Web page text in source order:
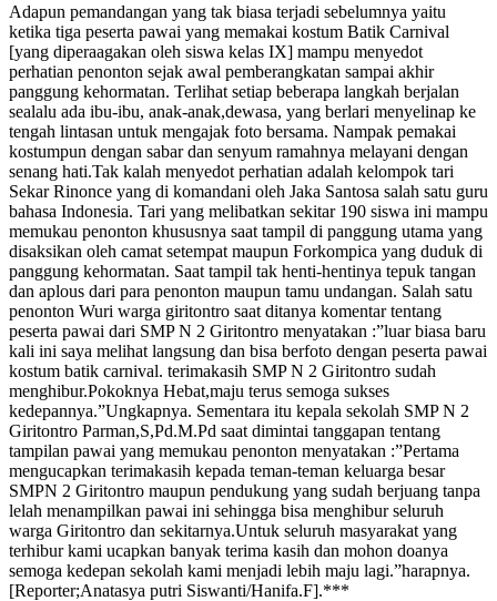
Adapun pemandangan yang tak biasa terjadi sebelumnya yaitu
ketika tiga peserta pawai yang memakai kostum Batik Carnival
[yang diperaagakan oleh siswa kelas IX] mampu menyedot
perhatian penonton sejak awal pemberangkatan sampai akhir
panggung kehormatan. Terlihat setiap beberapa langkah berjalan
sealalu ada ibu-ibu, anak-anak,dewasa, yang berlari menyelinap ke
tengah lintasan untuk mengajak foto bersama. Nampak pemakai
kostumpun dengan sabar dan senyum ramahnya melayani dengan
senang hati.Tak kalah menyedot perhatian adalah kelompok tari
Sekar Rinonce yang di komandani oleh Jaka Santosa salah satu guru
bahasa Indonesia. Tari yang melibatkan sekitar 190 siswa ini mampu
memukau penonton khususnya saat tampil di panggung utama yang
disaksikan oleh camat setempat maupun Forkompica yang duduk di
panggung kehormatan. Saat tampil tak henti-hentinya tepuk tangan
dan aplous dari para penonton maupun tamu undangan. Salah satu
penonton Wuri warga giritontro saat ditanya komentar tentang
peserta pawai dari SMP N 2 Giritontro menyatakan :”luar biasa baru
kali ini saya melihat langsung dan bisa berfoto dengan peserta pawai
kostum batik carnival. terimakasih SMP N 2 Giritontro sudah
menghibur.Pokoknya Hebat,maju terus semoga sukses
kedepannya.”Ungkapnya. Sementara itu kepala sekolah SMP N 2
Giritontro Parman,S,Pd.M.Pd saat dimintai tanggapan tentang
tampilan pawai yang memukau penonton menyatakan :”Pertama
mengucapkan terimakasih kepada teman-teman keluarga besar
SMPN 2 Giritontro maupun pendukung yang sudah berjuang tanpa
lelah menampilkan pawai ini sehingga bisa menghibur seluruh
warga Giritontro dan sekitarnya.Untuk seluruh masyarakat yang
terhibur kami ucapkan banyak terima kasih dan mohon doanya
semoga kedepan sekolah kami menjadi lebih maju lagi.”harapnya.
[Reporter;Anatasya putri Siswanti/Hanifa.F].***